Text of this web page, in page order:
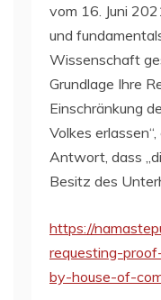
vom 16. Juni
und
Wissenschaft
Grundlage Ihre
Einschränkung
Volkes
Antwort, dass
Besitz des
https://
requesting-
by-house-of-